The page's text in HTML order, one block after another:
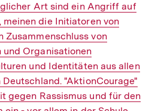
Art sind ein Angriff auf
die Initiatoren von
Zusammenschluss von
Organisationen
und Identitäten aus allen
"AktionCourage"
gegen Rassismus und für den